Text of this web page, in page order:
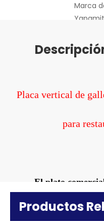
Marca
Yapamit
Acero
plato
Placa vertical de
para
El plato
Yapamit presenta un
Productos